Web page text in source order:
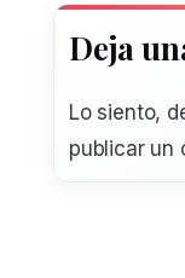
Deja
Lo siento,
publicar un